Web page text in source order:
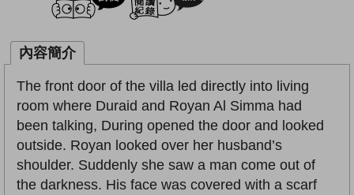
內容簡介
The front door of the villa led directly into living
room where Duraid and Royan Al Simma had
been talking, During opened the door and looked
outside. Royan looked over her husband’s
shoulder. Suddenly she saw a man come out of
the darkness. His face was covered with a scarf